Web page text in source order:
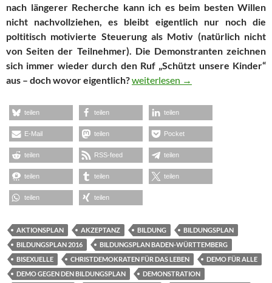
nach längerer Recherche kann ich es beim besten Willen
nicht nachvollziehen, es bleibt eigentlich nur noch die
poltitisch motivierte Steuerung als Motiv (natürlich nicht
von Seiten der Teilnehmer). Die Demonstranten zeichnen
sich immer wieder durch den Ruf „Schützt unsere Kinder“
aus – doch wovor eigentlich?„Schützt unsere Kinder!“ ?
weiterlesen →
teilen teilen teilen
E-Mail teilen Pocket
teilen RSS-feed teilen
teilen teilen teilen
teilen teilen
AKTIONSPLAN AKZEPTANZ BILDUNG
BILDUNGSPLAN
BILDUNGSPLAN 2016
BILDUNGSPLAN BADEN-WÜRTTEMBERG
BISEXUELLE
CHRISTDEMOKRATEN FÜR DAS LEBEN
DEMO FÜR ALLE
DEMO GEGEN DEN BILDUNGSPLAN
DEMONSTRATION